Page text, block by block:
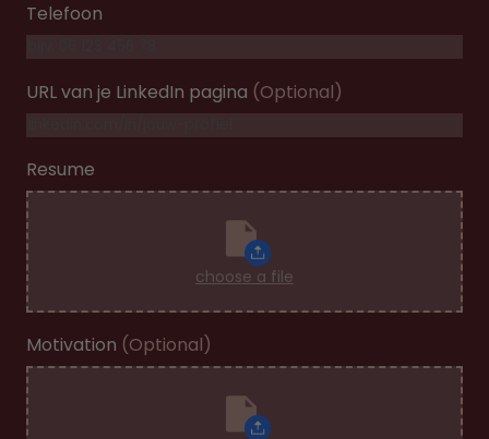
Telefoon
URL van je LinkedIn pagina (Optional)
Resume
choose a file
Motivation (Optional)